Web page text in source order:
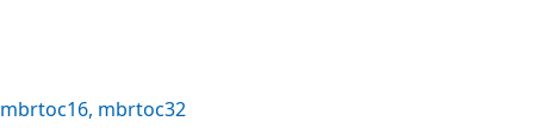
mbrtoc16, mbrtoc32